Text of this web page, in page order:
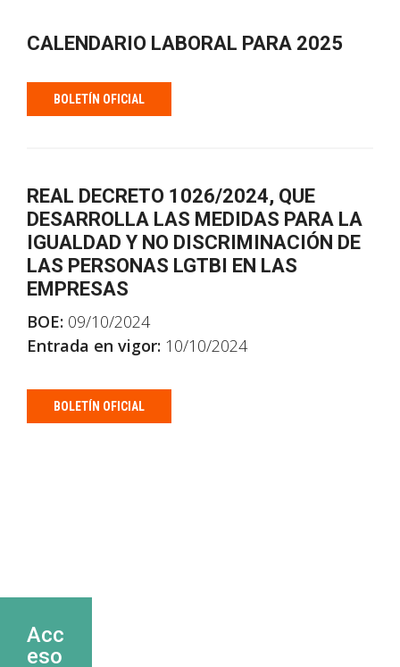
CALENDARIO LABORAL PARA 2025
BOLETÍN OFICIAL
REAL DECRETO 1026/2024, QUE
DESARROLLA LAS MEDIDAS PARA LA
IGUALDAD Y NO DISCRIMINACIÓN DE
LAS PERSONAS LGTBI EN LAS
EMPRESAS
BOE: 09/10/2024
Entrada en vigor: 10/10/2024
BOLETÍN OFICIAL
Acc
eso